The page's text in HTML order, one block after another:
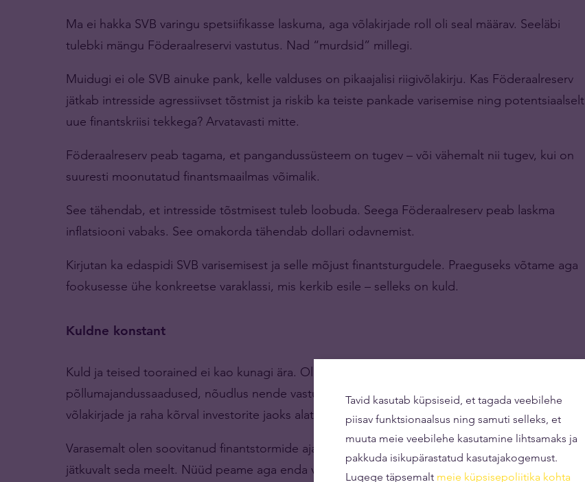
Ma ei hakka SVB varingu spetsiifikasse laskuma, aga võlakirjade roll oli seal määrav. Seeläbi
tulebki mängu Föderaalreservi vastutus. Nad “murdsid” millegi.
Muidugi ei ole SVB ainuke pank, kelle valduses on pikaajalisi riigivõlakirju. Kas Föderaalreserv
jätkab intresside agressiivset tõstmist ja riskib ka teiste pankade varisemise ning potentsiaalselt
uue finantskriisi tekkega? Arvatavasti mitte.
Föderaalreserv peab tagama, et pangandussüsteem on tugev – või vähemalt nii tugev, kui on
suuresti moonutatud finantsmaailmas võimalik.
See tähendab, et intresside tõstmisest tuleb loobuda. Seega Föderaalreserv peab laskma
inflatsiooni vabaks. See omakorda tähendab dollari odavnemist.
Kirjutan ka edaspidi SVB varisemisest ja selle mõjust finantsturgudele. Praeguseks võtame aga
fookusesse ühe konkreetse varaklassi, mis kerkib esile – selleks on kuld.
Kuldne konstant
Kuld ja teised toorained ei kao kunagi ära. Olgu selleks kuld, hõbe, nafta, maagaas, vask või
põllumajandussaadused, nõudlus nende vastu on alati olemas. Need peaks olema aktsiate,
võlakirjade ja raha kõrval investorite jaoks alati alternatiiviks.
Varasemalt olen soovitanud finantstormide ajal suurt osa oma varadest rahas hoida. Ma olen
jätkuvalt seda meelt. Nüüd peame aga enda valitud pankade osas olema väga ettevaatlikud.
Tavid kasutab küpsiseid, et tagada veebilehe
piisav funktsionaalsus ning samuti selleks, et
muuta meie veebilehe kasutamine lihtsamaks ja
pakkuda isikupärastatud kasutajakogemust.
Lugege täpsemalt meie küpsisepoliitika kohta